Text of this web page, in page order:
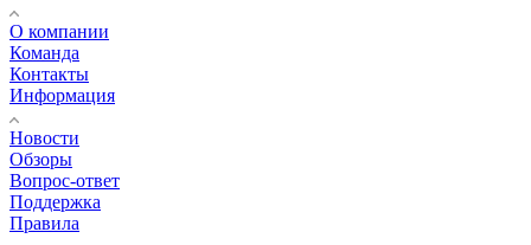
О компании
Команда
Контакты
Информация
Новости
Обзоры
Вопрос-ответ
Поддержка
Правила